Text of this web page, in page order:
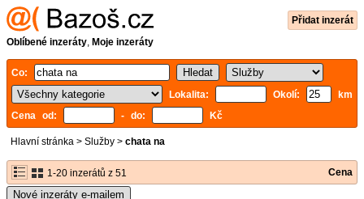
Přidat inzerát
Oblíbené inzeráty, Moje inzeráty
Co:
Lokalita:
Okolí:
km
Cena od:
- do: Kč
Hlavní stránka > Služby > chata na
1-20 inzerátů z 51 Cena
Nové inzeráty e-mailem